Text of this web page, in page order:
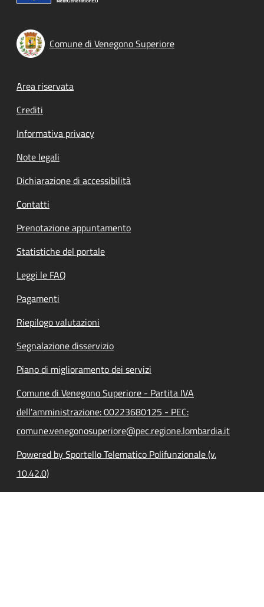
Comune di Venegono Superiore
Footer menu
Area riservata
Crediti
Informativa privacy
Note legali
Dichiarazione di accessibilità
Contatti
Prenotazione appuntamento
Statistiche del portale
Leggi le FAQ
Pagamenti
Riepilogo valutazioni
Segnalazione disservizio
Piano di miglioramento dei servizi
Comune di Venegono Superiore - Partita IVA
dell'amministrazione: 00223680125 - PEC:
comune.venegonosuperiore@pec.regione.lombardia.it
Powered by Sportello Telematico Polifunzionale (v.
10.42.0)